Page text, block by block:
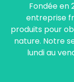
Fondée en
entreprise
produits pour
nature. Notre
lundi au